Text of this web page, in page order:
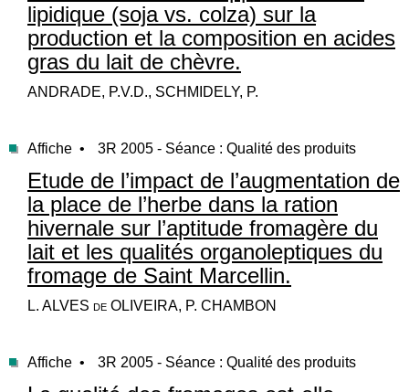
lipidique (soja vs. colza) sur la
production et la composition en acides
gras du lait de chèvre.
ANDRADE, P.V.D., SCHMIDELY, P.
Affiche • 3R 2005 - Séance : Qualité des produits
Etude de l’impact de l’augmentation de
la place de l’herbe dans la ration
hivernale sur l’aptitude fromagère du
lait et les qualités organoleptiques du
fromage de Saint Marcellin.
L. ALVES de OLIVEIRA, P. CHAMBON
Affiche • 3R 2005 - Séance : Qualité des produits